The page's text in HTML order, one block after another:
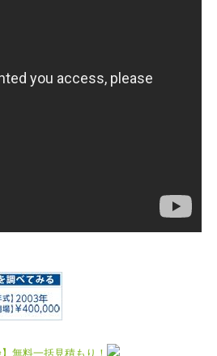
無料一括見積もり！